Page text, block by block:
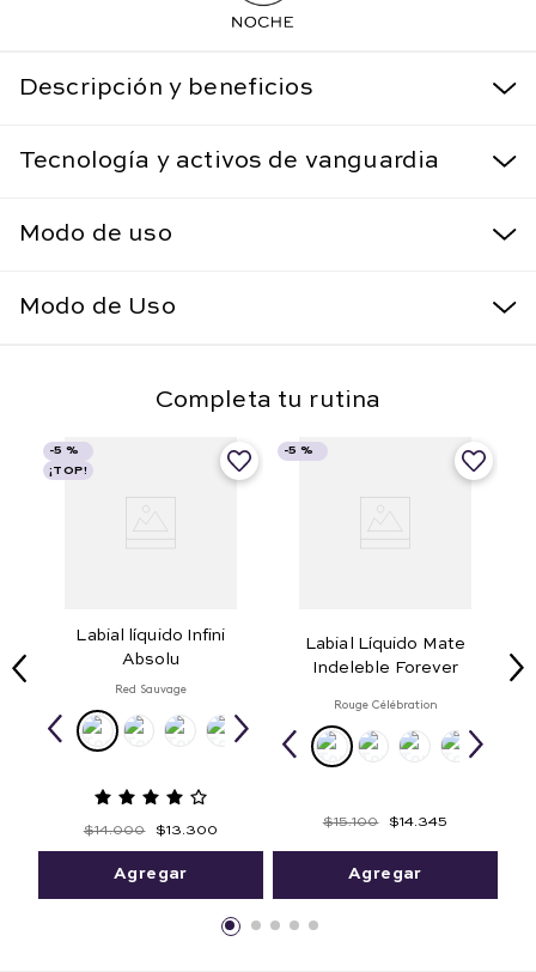
Descripción y beneficios
Tecnología y activos de vanguardia
Modo de uso
Modo de Uso
Completa tu rutina
-5 %
¡TOP!
Labial líquido Infini
Absolu
Red Sauvage
$14.000 $13.300
Agregar
-5 %
Labial Líquido Mate
Indeleble Forever
Rouge Célébration
$15.100 $14.345
Agregar